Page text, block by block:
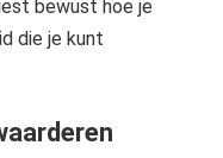
bewust hoe je
die je kunt